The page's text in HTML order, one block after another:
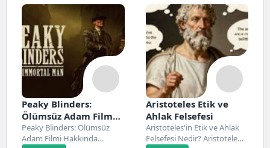
Peaky Blinders:
Ölümsüz Adam Film
Konusu, Oyuncuları
ve İnceleme
Peaky Blinders: Ölümsüz
Adam Filmi Hakkında
Aristoteles Etik ve
Ahlak Felsefesi
Aristoteles'in Etik ve Ahlak
Felsefesi Nedir? Aristoteles,